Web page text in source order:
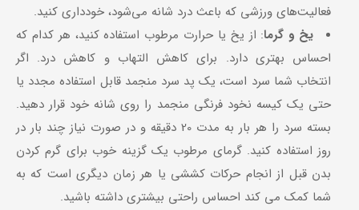
فعالیت‌های ورزشی که باعث درد شانه می‌شود، خودداری کنید.
یخ و گرما: از یخ یا حرارت مرطوب استفاده کنید، هر کدام که
احساس بهتری دارد. برای کاهش التهاب و کاهش درد. اگر
انتخاب شما سرد است، یک پد سرد منجمد قابل استفاده مجدد یا
حتی یک کیسه نخود فرنگی منجمد را روی شانه خود قرار دهید.
بسته سرد را هر بار به مدت 20 دقیقه و در صورت نیاز چند بار در
روز استفاده کنید. گرمای مرطوب یک گزینه خوب برای گرم کردن
بدن قبل از انجام حرکات کششی یا هر زمان دیگری است که به
شما کمک می کند احساس راحتی بیشتری داشته باشید.